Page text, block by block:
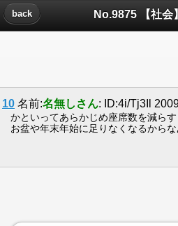
back
10 名前:名無しさん: ID:4i/Tj3Il
かといってあらかじめ座席数を減らす
お盆や年末年始に足りなくなるからな